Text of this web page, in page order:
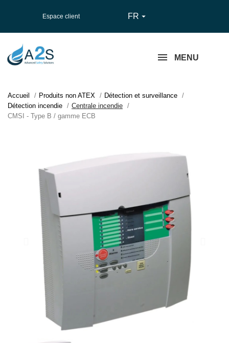
Espace client FR 
MENU
Accueil Produits non ATEX
Détection et surveillance
Détection incendie
Centrale incendie
CMSI - Type B / gamme ECB